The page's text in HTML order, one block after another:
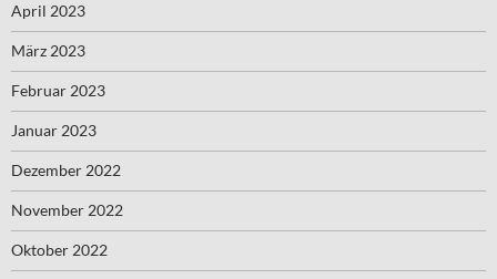
April 2023
März 2023
Februar 2023
Januar 2023
Dezember 2022
November 2022
Oktober 2022